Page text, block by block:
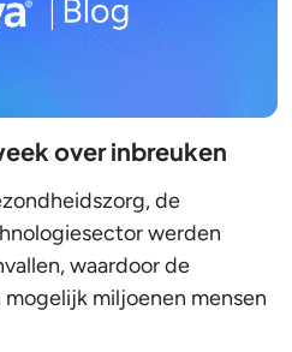
over inbreuken
de
werden
waardoor de
miljoenen mensen